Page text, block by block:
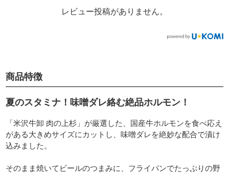
レビュー投稿がありません。
商品特徴
夏のスタミナ！味噌ダレ絡む絶品ホルモン！
「米沢牛卸 肉の上杉」が厳選した、国産牛ホルモンを食べ応え
がある大きめサイズにカットし、味噌ダレを絶妙な配合で漬け
込みました。
そのまま焼いてビールのつまみに、フライパンでたっぷりの野